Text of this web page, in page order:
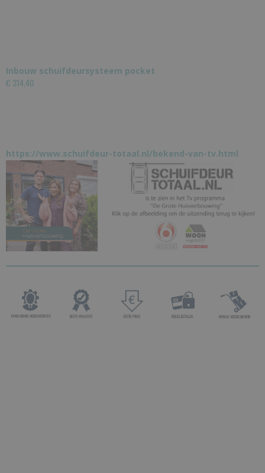
Inbouw schuifdeursysteem pocket
€ 314,40
https://www.schuifdeur-totaal.nl/bekend-van-tv.html